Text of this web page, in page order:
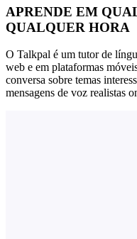
APRENDE EM
QUALQUER HORA
O Talkpal é um tutor de
web e em plataformas
conversa sobre temas
mensagens de voz realistas